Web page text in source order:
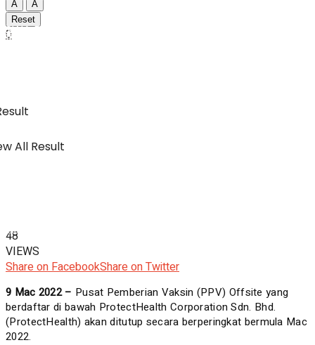
IBC
SWA Digital Malaysia
SWA Digital Malaysia
All Result
A
A
Reset
0
48
VIEWS
Share on FacebookShare on Twitter
9 Mac 2022 – Pusat Pemberian Vaksin (PPV) Offsite yang
berdaftar di bawah ProtectHealth Corporation Sdn. Bhd.
(ProtectHealth) akan ditutup secara berperingkat bermula Mac
2022.